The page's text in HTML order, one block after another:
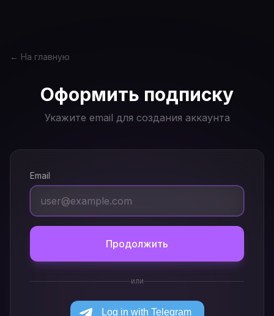
← На главную
Оформить подписку
Укажите email для создания аккаунта
Email
Продолжить
или